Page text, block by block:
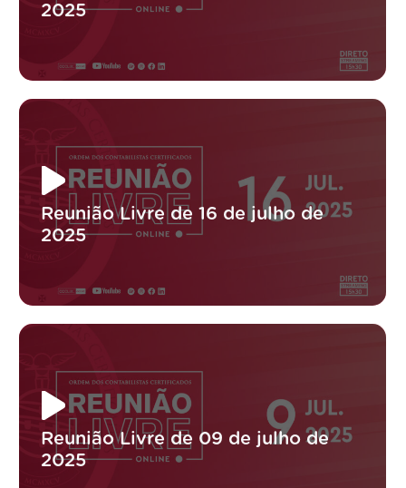
2025
Reunião Livre de 16 de julho de
2025
Reunião Livre de 09 de julho de
2025